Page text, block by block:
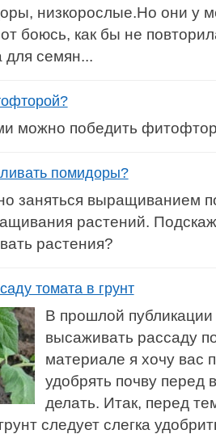
низкорослые.Но они у
боюсь, как бы не
для семян...
можно победить
помидоры?
заняться выращиванием
растений.
растения?
томата в грунт
В прошлой
высаживать рассаду
материале я хочу вас
удобрять почву перед
делать. Итак, перед
следует слегка